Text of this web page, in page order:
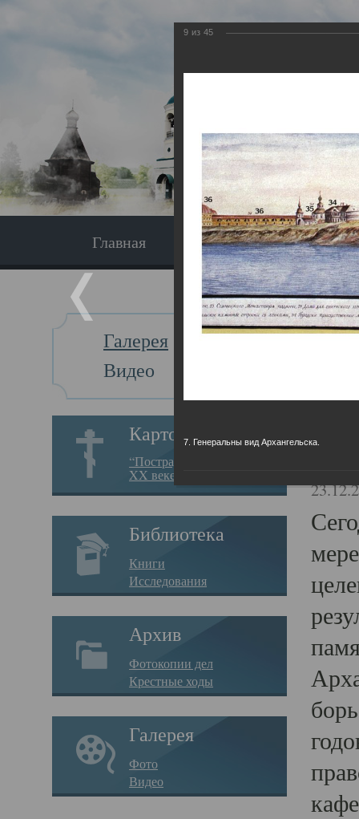
Главная Экскурсия
Галерея
Видео
Картотека
“Пострадавшие за веру в
XX веке на Севере”
Библиотека
Книги
Исследования
Архив
Фотокопии дел
Крестные ходы
Галерея
Фото
Видео
Главная
9 из 45
7. Генеральны вид Архангельска.